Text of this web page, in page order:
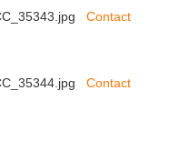
Contact
Contact